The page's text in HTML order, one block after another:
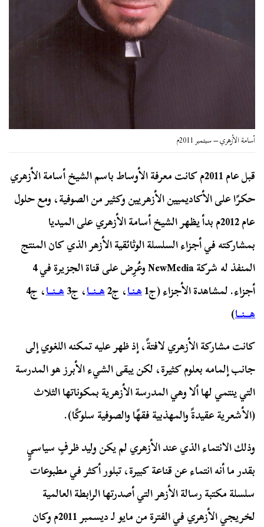
أسامة الأزهري – سبتمبر 2011م
قبل عام 2011م كانت معرفة الأوساط باسم الشيخ أسامة الأزهري
حكرًا على الأكاديميين الأزهريين وكثير من الصوفية، ومع حلول
عام 2012م بدأ يظهر الشيخ أسامة الأزهري على الميديا
بمشاركته في أجزاء السلسلة الوثائقية الأزهر الذي كان المنتج
المنفذ له شركة NewMedia وعُرِض على قناة الجزيرة في 4
أجزاء. لمشاهدة الأجزاء (ج1 هـنـا، ج2 هــنــا، ج3 هــنــا، ج4
هـــنــا)
كانت مشاركة الأزهري لافتةً، إذ ظهر عليه تمكنه اللغوي إلى
جانب إلمامه بعلوم كثيرة، لكن يبقى الشيء الأبرز هو المدرسة
التي ينتمي لها ألا وهي المدرسة الأزهرية بمكوناتها الثلاث
(الأشعرية عقيدةً والمهذبية فقهًا والصوفية سلوكًا).
وذلك الانتماء الذي عند الأزهري لم يكن وليد ظرفٍ سياسيٍ
بقدر ما أنه انتماء عن قناعة كبيرة، تبلور أكثر في مطبوعات
سلسلة مكتبة رسالة الأزهر التي أصدرتها الرابطة العالمية
لخريجي الأزهري في الفترة من مايو لـ ديسمبر 2011م وكان